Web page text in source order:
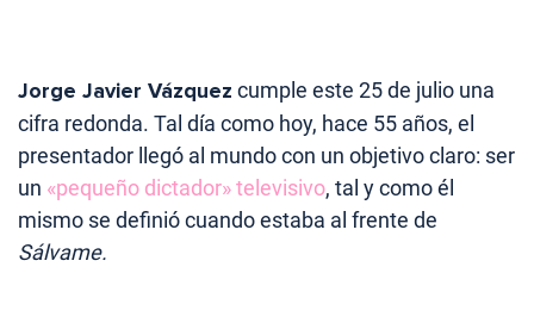
Jorge Javier Vázquez cumple este 25 de julio una
cifra redonda. Tal día como hoy, hace 55 años, el
presentador llegó al mundo con un objetivo claro: ser
un «pequeño dictador» televisivo, tal y como él
mismo se definió cuando estaba al frente de
Sálvame.